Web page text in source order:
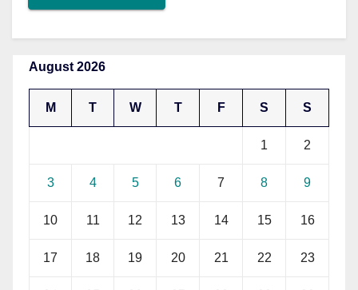
August 2026
M T W T F S S
1 2
3 4 5 6 7 8 9
10 11 12 13 14 15 16
17 18 19 20 21 22 23